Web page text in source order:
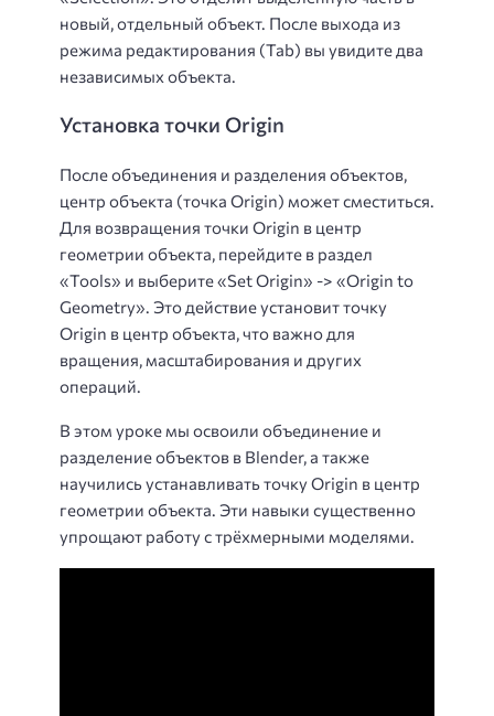
новый, отдельный объект. После выхода из
режима редактирования (Tab) вы увидите два
независимых объекта.
Установка точки Origin
После объединения и разделения объектов,
центр объекта (точка Origin) может сместиться.
Для возвращения точки Origin в центр
геометрии объекта, перейдите в раздел
«Tools» и выберите «Set Origin» -> «Origin to
Geometry». Это действие установит точку
Origin в центр объекта, что важно для
вращения, масштабирования и других
операций.
В этом уроке мы освоили объединение и
разделение объектов в Blender, а также
научились устанавливать точку Origin в центр
геометрии объекта. Эти навыки существенно
упрощают работу с трёхмерными моделями.